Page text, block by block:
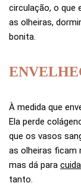
circulação, o que
as olheiras,
bonita.
À medida que
Ela perde
que os vasos
as olheiras ficam
mas dá para
tanto.